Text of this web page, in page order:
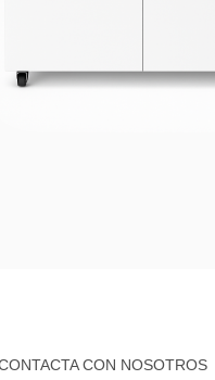
CON NOSOTROS